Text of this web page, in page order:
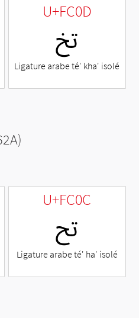
U+FC0D
ﰍ
Ligature arabe té' kha' isolé
U+FC0C
ﰌ
Ligature arabe té' ha' isolé